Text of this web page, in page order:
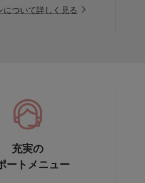
について詳しく見る
充実の
ートメニュー